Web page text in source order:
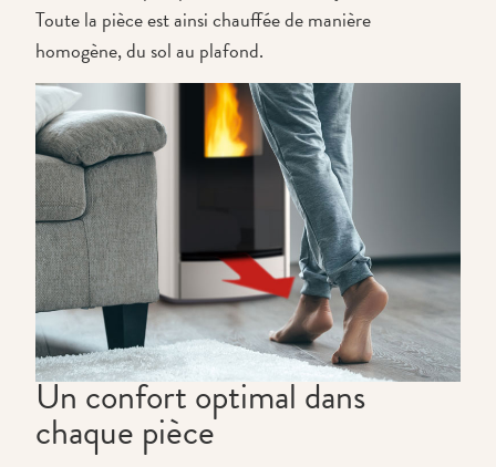
Toute la pièce est ainsi chauffée de manière
homogène, du sol au plafond.
Un confort optimal dans
chaque pièce